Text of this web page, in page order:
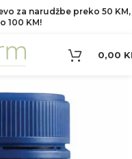
za narudžbe preko 50 KM,
100 KM!
0,00